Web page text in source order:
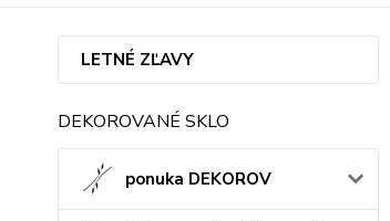
LETNÉ ZĽAVY
DEKOROVANÉ SKLO
ponuka DEKOROV